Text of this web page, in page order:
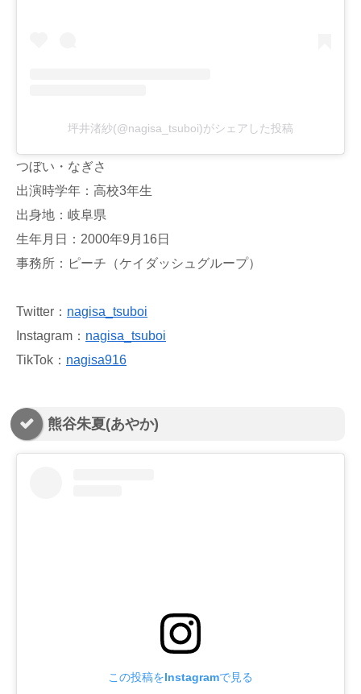
坪井渚紗(@nagisa_tsuboi)がシェアした投稿
つぼい・なぎさ
出演時学年：高校3年生
出身地：岐阜県
生年月日：2000年9月16日
事務所：ピーチ（ケイダッシュグループ）
Twitter： nagisa_tsuboi
Instagram： nagisa_tsuboi
TikTok： nagisa916
熊谷朱夏(あやか)
この投稿をInstagramで見る